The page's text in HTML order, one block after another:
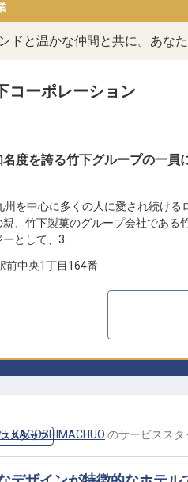
ドと温かな仲間と共に。あな
コーポレーション
度を誇る竹下グループの一員
州を中心に多くの人に愛され続ける
親、竹下製菓のグループ会社である
として、3…
前中央1丁目164番
スタッフ
KAGOSHIMACHUO のサービススタ